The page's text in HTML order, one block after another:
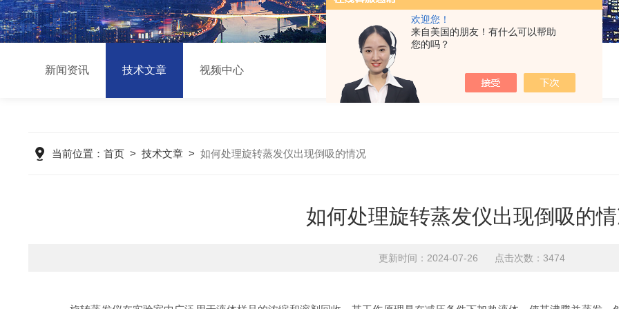
欢迎您！
来自美国的朋友！有什么可以帮助
您的吗？
新闻资讯 技术文章 视频中心
当前位置： 首页> 技术文章> 如何处理旋转蒸发仪出现倒吸的情况
如何处理旋转蒸发仪出现倒吸的
更新时间：2024-07-26 点击次数：3474